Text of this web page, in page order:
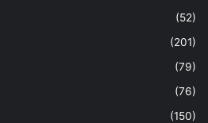
(52)
(201)
(79)
(76)
(150)